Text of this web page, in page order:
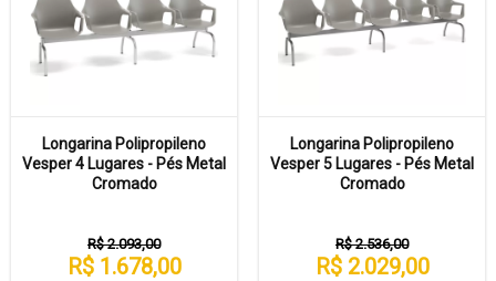
Longarina Polipropileno
Vesper 4 Lugares - Pés Metal
Cromado
R$ 2.093,00
R$ 1.678,00
Longarina Polipropileno
Vesper 5 Lugares - Pés Metal
Cromado
R$ 2.536,00
R$ 2.029,00